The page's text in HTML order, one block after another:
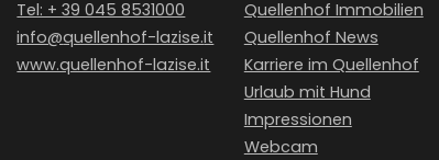
Tel: + 39 045 8531000
info@quellenhof-lazise.it
www.quellenhof-lazise.it
Quellenhof Immobilien
Quellenhof News
Karriere im Quellenhof
Urlaub mit Hund
Impressionen
Webcam